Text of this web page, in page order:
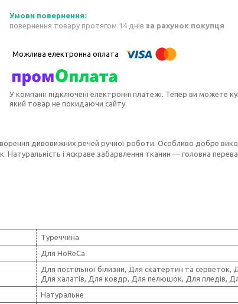
повернення товару протягом 14 днів за рахунок покупця
У компанії підключені електронні платежі. Тепер ви можете
який товар не покидаючи сайту.
дивовижних речей ручної роботи. Особливо добре
і яскраве забарвлення тканин — головна
Туреччина
Для HoReCa
Для постільної білизни, Для скатертин та серветок,
Для халатів, Для ковдр, Для пелюшок, Для пледів,
Натуральне